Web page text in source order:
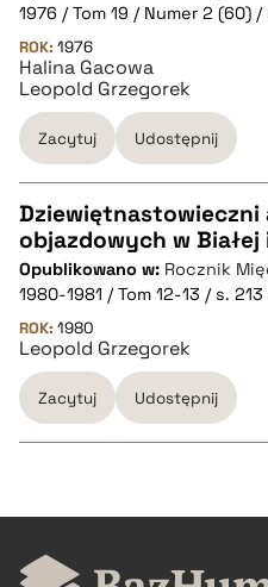
BIBTEX
pobierz cytat
1976 / Tom 19 / Numer 2 (60) /
ROK: 1976
Halina Gacowa
Leopold Grzegorek
Zacytuj Udostępnij
CZYSTY TEKST
pobierz cytat
BIBTEX
Dziewiętnastowieczni
objazdowych w
Opublikowano w: Rocznik
1980-1981 / Tom 12-13 / s.
ROK: 1980
Leopold Grzegorek
Zacytuj Udostępnij
CZYSTY TEKST